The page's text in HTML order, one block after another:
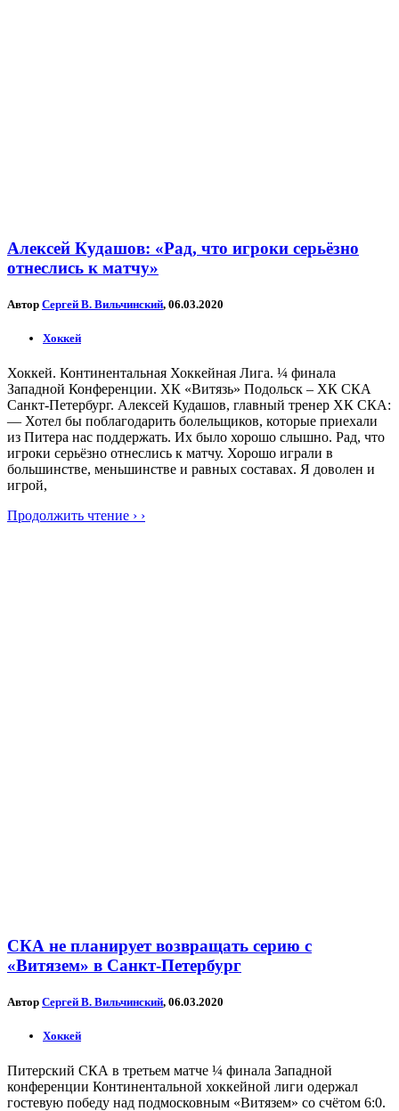
Алексей Кудашов: «Рад, что игроки серьёзно
отнеслись к матчу»
Автор Сергей В. Вильчинский, 06.03.2020
Хоккей
Хоккей. Континентальная Хоккейная Лига. ¼ финала
Западной Конференции. ХК «Витязь» Подольск – ХК СКА
Санкт-Петербург. Алексей Кудашов, главный тренер ХК СКА:
— Хотел бы поблагодарить болельщиков, которые приехали
из Питера нас поддержать. Их было хорошо слышно. Рад, что
игроки серьёзно отнеслись к матчу. Хорошо играли в
большинстве, меньшинстве и равных составах. Я доволен и
игрой,
Продолжить чтение › ›
СКА не планирует возвращать серию с
«Витязем» в Санкт-Петербург
Автор Сергей В. Вильчинский, 06.03.2020
Хоккей
Питерский СКА в третьем матче ¼ финала Западной
конференции Континентальной хоккейной лиги одержал
гостевую победу над подмосковным «Витязем» со счётом 6:0.